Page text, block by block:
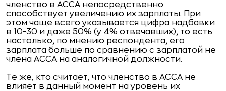
членство в АССА непосредственно
способствует увеличению их зарплаты. При
этом чаще всего указывается цифра надбавки
в 10-30 и даже 50% (у 4% отвечавших), то есть
настолько, по мнению респондента, его
зарплата больше по сравнению с зарплатой не
члена АССА на аналогичной должности.
Те же, кто считает, что членство в АССА не
влияет в данный момент на уровень их